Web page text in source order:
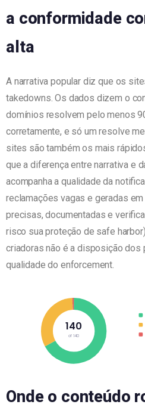
a conformidade
alta
A narrativa popular diz que os
takedowns. Os dados dizem o
domínios resolvem pelo menos
corretamente, e só um resolve
sites são também os mais
que a diferença entre narrativa e
acompanha a qualidade da
reclamações vagas e geradas
precisas, documentadas e
risco sua proteção de safe
criadoras não é a disposição dos
qualidade do enforcement.
140
of 140
Onde o conteúdo